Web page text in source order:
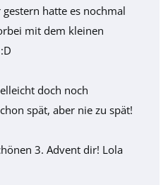
hatte es nochmal
mit dem kleinen
doch noch
spät, aber nie zu spät!
3. Advent dir! Lola